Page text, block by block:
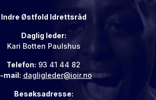
Indre Østfold Idrettsråd
Daglig leder:
Kari Botten Paulshus
Telefon: 93 41 44 82
mail: dagligleder@ioir.no
Besøksadresse: